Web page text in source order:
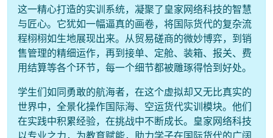
这一精心打造的实训系统，凝聚了皇家网络科技的智慧
与匠心。它犹如一幅逼真的画卷，将国际货代的复杂流
程栩栩如生地展现出来。从贸易磋商的微妙博弈，到销
售管理的精细运作，再到接单、定舱、装箱、报关、费
用结算等各个环节，每一个细节都被雕琢得恰到好处。
学生们如同勇敢的航海者，在这个虚拟却又无比真实的
世界中，全景化操作国际海、空运货代实训模块。他们
在实践中积累经验，在挑战中不断成长。皇家网络科技